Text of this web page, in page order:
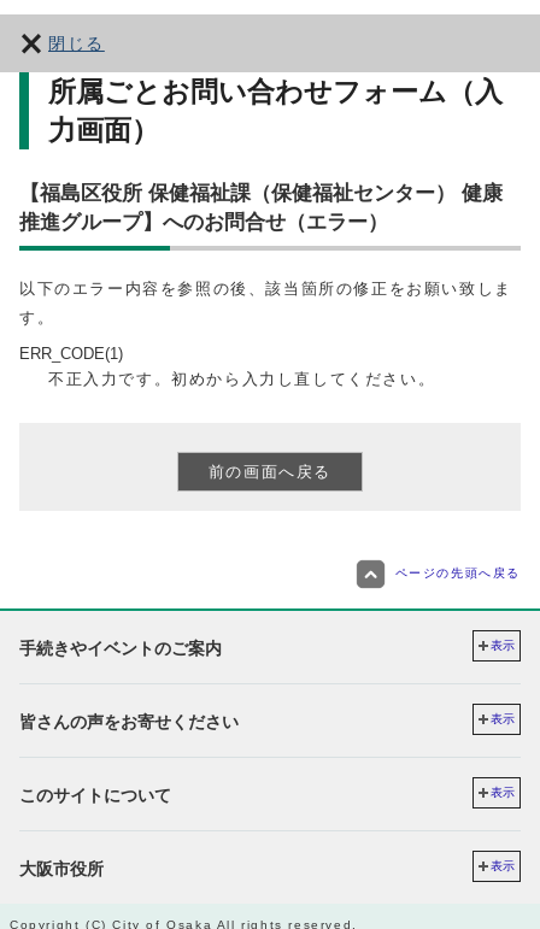
閉じる
所属ごとお問い合わせフォーム（入
力画面）
【福島区役所 保健福祉課（保健福祉センター） 健康
推進グループ】へのお問合せ（エラー）
以下のエラー内容を参照の後、該当箇所の修正をお願い致しま
す。
ERR_CODE(1)
不正入力です。初めから入力し直してください。
ページの先頭へ戻る
手続きやイベントのご案内 表示
皆さんの声をお寄せください 表示
このサイトについて 表示
大阪市役所 表示
Copyright (C) City of Osaka All rights reserved.